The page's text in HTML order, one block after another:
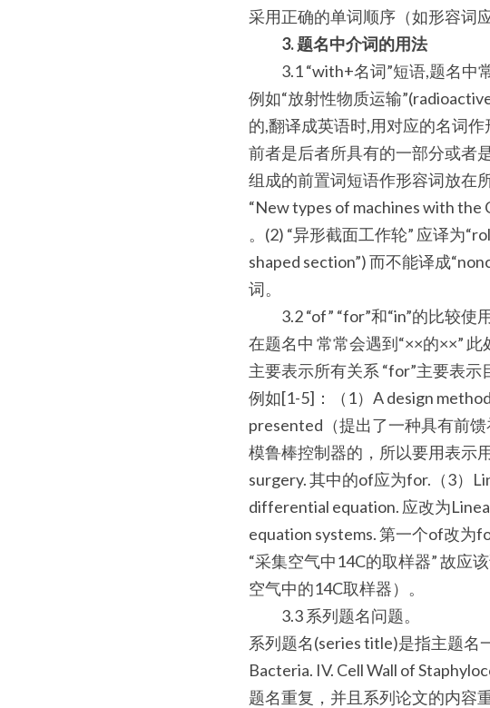
采用正确的单词顺序（如形容词
3. 题名中介词的用法
3.1 “with+名词”短语,题名中常
例如“放射性物质运输
的,翻译成英语时,用对应的名词
前者是后者所具有的一部分或者
组成的前置词短语作形容词放在
“New types of machines with the
。(2) “异形截面工作轮” 应译为
shaped section”) 而不能译成
词。
3.2 “of” “for”和“in”的比较使用
在题名中 常常会遇到“××的××”
主要表示所有关系 “for”主要表示
例如[1-5]：（1）A design
presented（提出了一种具有前
模鲁棒控制器的，所以要用表示
surgery. 其中的of应为for.（3）
differential equation. 应改为
equation systems. 第一个of改为
“采集空气中14C的取样器” 故应
空气中的14C取样器）。
3.3 系列题名问题。
系列题名(series title)是指主题名
Bacteria. IV. Cell Wall of
题名重复，并且系列论文的内容